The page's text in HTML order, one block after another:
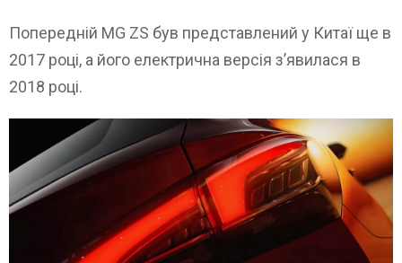
Попередній MG ZS був представлений у Китаї ще в
2017 році, а його електрична версія з’явилася в
2018 році.